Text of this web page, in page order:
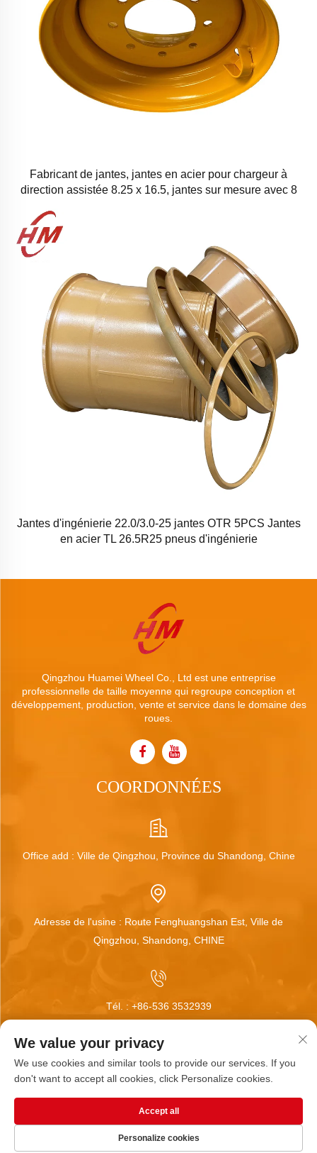
Fabricant de jantes, jantes en acier pour chargeur à
direction assistée 8.25 x 16.5, jantes sur mesure avec 8
Jantes d'ingénierie 22.0/3.0-25 jantes OTR 5PCS Jantes
en acier TL 26.5R25 pneus d'ingénierie
Qingzhou Huamei Wheel Co., Ltd est une entreprise
professionnelle de taille moyenne qui regroupe conception et
développement, production, vente et service dans le domaine des
roues.
COORDONNÉES
Office add : Ville de Qingzhou, Province du Shandong, Chine
Adresse de l'usine : Route Fenghuangshan Est, Ville de
Qingzhou, Shandong, CHINE
Tél. : +86-536 3532939
[email protected]
Droits d'auteur © Qingzhou Huamei Wheel Co., Ltd Tous
BLOG|Politique de confidentialité
We value your privacy
We use cookies and similar tools to provide our services. If you
don't want to accept all cookies, click Personalize cookies.
Personalize cookies
Accept all